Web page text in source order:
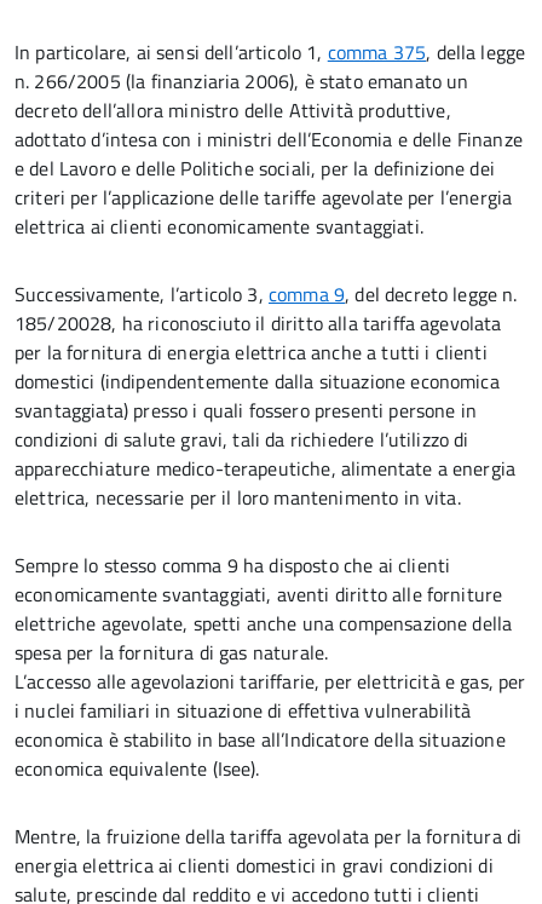
In particolare, ai sensi dell’articolo 1, comma 375, della legge
n. 266/2005 (la finanziaria 2006), è stato emanato un
decreto dell’allora ministro delle Attività produttive,
adottato d’intesa con i ministri dell’Economia e delle Finanze
e del Lavoro e delle Politiche sociali, per la definizione dei
criteri per l’applicazione delle tariffe agevolate per l’energia
elettrica ai clienti economicamente svantaggiati.
Successivamente, l’articolo 3, comma 9, del decreto legge n.
185/20028, ha riconosciuto il diritto alla tariffa agevolata
per la fornitura di energia elettrica anche a tutti i clienti
domestici (indipendentemente dalla situazione economica
svantaggiata) presso i quali fossero presenti persone in
condizioni di salute gravi, tali da richiedere l’utilizzo di
apparecchiature medico-terapeutiche, alimentate a energia
elettrica, necessarie per il loro mantenimento in vita.
Sempre lo stesso comma 9 ha disposto che ai clienti
economicamente svantaggiati, aventi diritto alle forniture
elettriche agevolate, spetti anche una compensazione della
spesa per la fornitura di gas naturale.
L’accesso alle agevolazioni tariffarie, per elettricità e gas, per
i nuclei familiari in situazione di effettiva vulnerabilità
economica è stabilito in base all’Indicatore della situazione
economica equivalente (Isee).
Mentre, la fruizione della tariffa agevolata per la fornitura di
energia elettrica ai clienti domestici in gravi condizioni di
salute, prescinde dal reddito e vi accedono tutti i clienti